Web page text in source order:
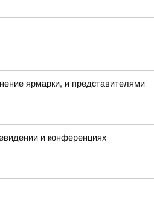
ярмарки, и представителями
и конференциях